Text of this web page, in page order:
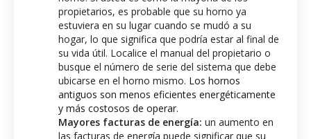
propietarios, es probable que su horno ya
estuviera en su lugar cuando se mudó a su
hogar, lo que significa que podría estar al final de
su vida útil. Localice el manual del propietario o
busque el número de serie del sistema que debe
ubicarse en el horno mismo. Los hornos
antiguos son menos eficientes energéticamente
y más costosos de operar.
Mayores facturas de energía: un aumento en
las facturas de energía puede significar que su